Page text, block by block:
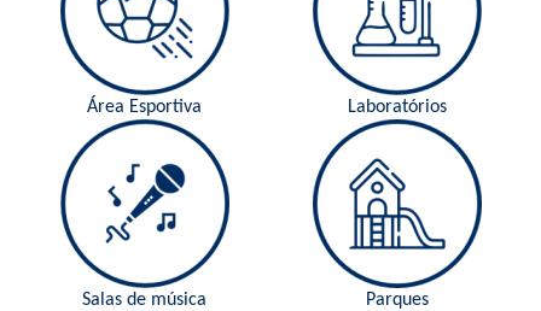
Área Esportiva Laboratórios
Salas de música Parques